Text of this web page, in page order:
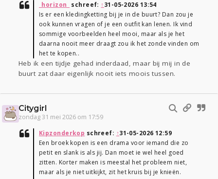
_horizon_
schreef: ↑31-05-2026 13:54
Is er een kledingketting bij je in de buurt? Dan zou je
ook kunnen vragen of je een outfit kan lenen. Ik vind
sommige voorbeelden heel mooi, maar als je het
daarna nooit meer draagt zou ik het zonde vinden om
het te kopen..
Heb ik een tijdje gehad inderdaad, maar bij mij in de
buurt zat daar eigenlijk nooit iets moois tussen.
Citygirl
zondag 31 mei 2026 om 17:59
Kipzonderkop schreef: ↑31-05-2026 12:59
Een broek kopen is een drama voor iemand die zo
petit en slank is als jij. Dan moet ie wel heel goed
zitten. Korter maken is meestal het probleem niet,
maar als je niet uitkijkt, zit het kruis bij je knieën.